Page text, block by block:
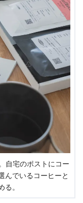
自宅のポストにコー
んでいるコーヒーと
る。